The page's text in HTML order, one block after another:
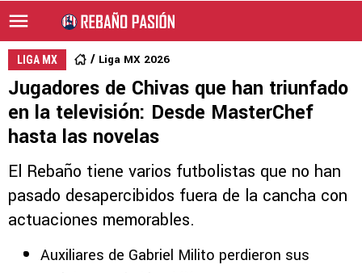
LIGA MX Liga MX 2026
Jugadores de Chivas que han triunfado
en la televisión: Desde MasterChef
hasta las novelas
El Rebaño tiene varios futbolistas que no han
pasado desapercibidos fuera de la cancha con
actuaciones memorables.
Auxiliares de Gabriel Milito perdieron sus